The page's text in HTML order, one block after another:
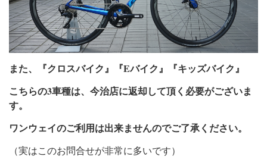
また、『クロスバイク』『Eバイク』『キッズバイク』
こちらの3車種は、今治店に返却して頂く必要がございま
す。
ワンウェイのご利用は出来ませんのでご了承ください。
（実はこのお問合せが非常に多いです）